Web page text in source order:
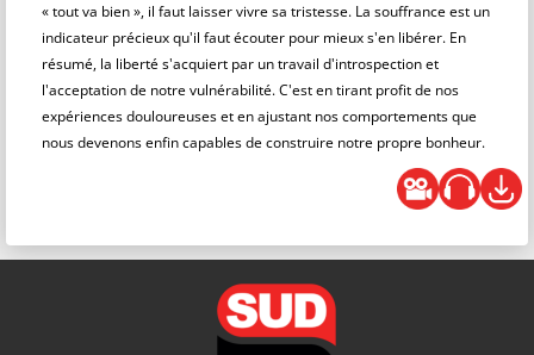
« tout va bien », il faut laisser vivre sa tristesse. La souffrance est un
indicateur précieux qu'il faut écouter pour mieux s'en libérer. En
résumé, la liberté s'acquiert par un travail d'introspection et
l'acceptation de notre vulnérabilité. C'est en tirant profit de nos
expériences douloureuses et en ajustant nos comportements que
nous devenons enfin capables de construire notre propre bonheur.